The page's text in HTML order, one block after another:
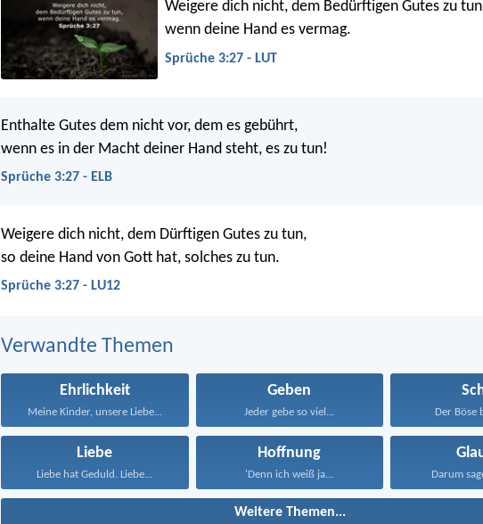
Weigere dich nicht, dem Bedürftigen Gutes zu
wenn deine Hand es vermag.
Sprüche 3:27 - LUT
Enthalte Gutes dem nicht vor, dem es gebührt,
wenn es in der Macht deiner Hand steht, es zu tun!
Sprüche 3:27 - ELB
Weigere dich nicht, dem Dürftigen Gutes zu tun,
so deine Hand von Gott hat, solches zu tun.
Sprüche 3:27 - LU12
Verwandte Themen
Ehrlichkeit
Meine Kinder, unsere Liebe...
Geben
Jeder gebe so viel... Der Böse
Liebe
Liebe hat Geduld. Liebe...
Hoffnung
'Denn ich weiß ja... Darum
Weitere Themen...